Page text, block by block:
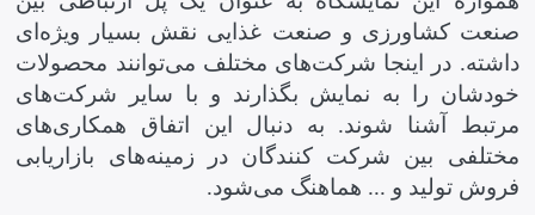
صنعت کشاورزی و صنعت غذایی نقش بسیار ویژه‌ای
داشته. در اینجا شرکت‌های مختلف می‌توانند محصولات
خودشان را به نمایش بگذارند و با سایر شرکت‌های
مرتبط آشنا شوند. به دنبال این اتفاق همکاری‌های
مختلفی بین شرکت کنندگان در زمینه‌های بازاریابی
فروش تولید و ‌...‌ هماهنگ می‌شود.